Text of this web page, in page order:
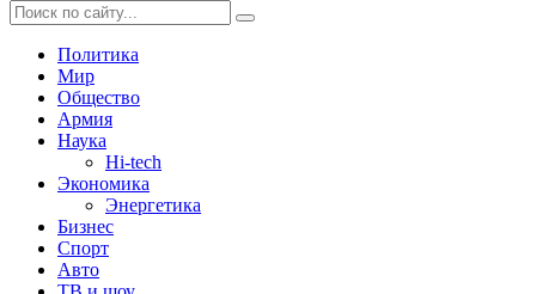
Политика
Мир
Общество
Армия
Наука
Hi-tech
Экономика
Энергетика
Бизнес
Спорт
Авто